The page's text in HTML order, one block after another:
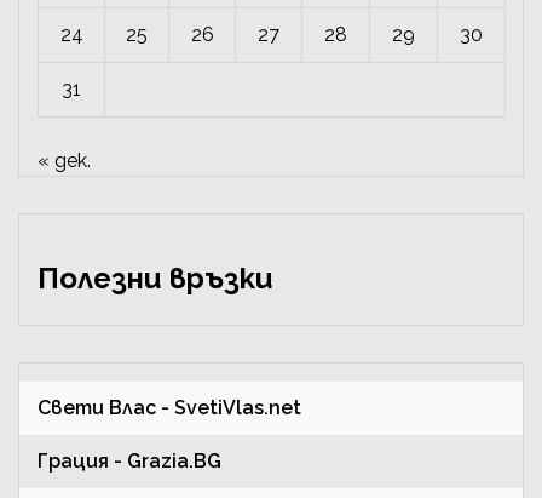
24 25 26 27 28 29 30
31
« дек.
Полезни връзки
Свети Влас - SvetiVlas.net
Грация - Grazia.BG